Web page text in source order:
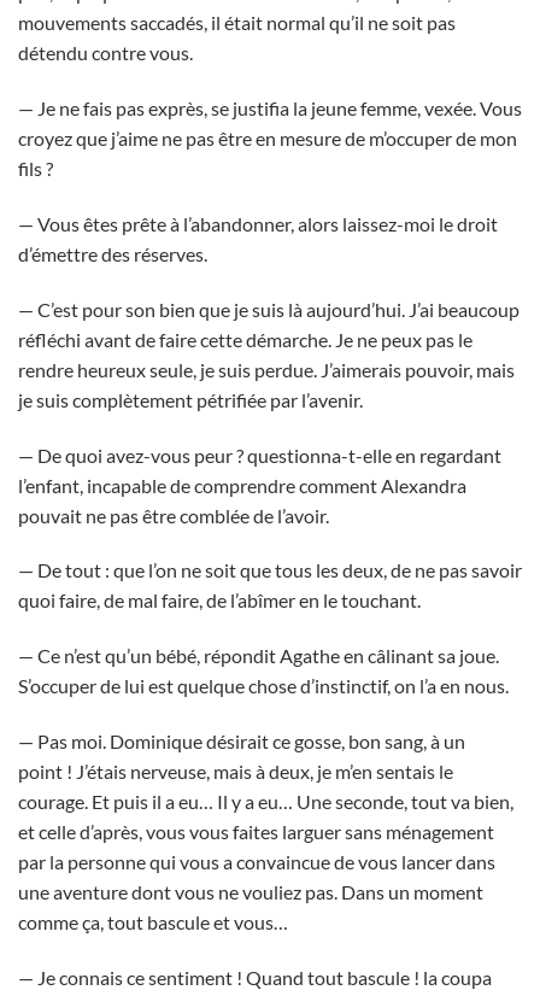
mouvements saccadés, il était normal qu’il ne soit pas
détendu contre vous.
— Je ne fais pas exprès, se justifia la jeune femme, vexée. Vous
croyez que j’aime ne pas être en mesure de m’occuper de mon
fils ?
— Vous êtes prête à l’abandonner, alors laissez-moi le droit
d’émettre des réserves.
— C’est pour son bien que je suis là aujourd’hui. J’ai beaucoup
réfléchi avant de faire cette démarche. Je ne peux pas le
rendre heureux seule, je suis perdue. J’aimerais pouvoir, mais
je suis complètement pétrifiée par l’avenir.
— De quoi avez-vous peur ? questionna-t-elle en regardant
l’enfant, incapable de comprendre comment Alexandra
pouvait ne pas être comblée de l’avoir.
— De tout : que l’on ne soit que tous les deux, de ne pas savoir
quoi faire, de mal faire, de l’abîmer en le touchant.
— Ce n’est qu’un bébé, répondit Agathe en câlinant sa joue.
S’occuper de lui est quelque chose d’instinctif, on l’a en nous.
— Pas moi. Dominique désirait ce gosse, bon sang, à un
point ! J’étais nerveuse, mais à deux, je m’en sentais le
courage. Et puis il a eu… Il y a eu… Une seconde, tout va bien,
et celle d’après, vous vous faites larguer sans ménagement
par la personne qui vous a convaincue de vous lancer dans
une aventure dont vous ne vouliez pas. Dans un moment
comme ça, tout bascule et vous…
— Je connais ce sentiment ! Quand tout bascule ! la coupa